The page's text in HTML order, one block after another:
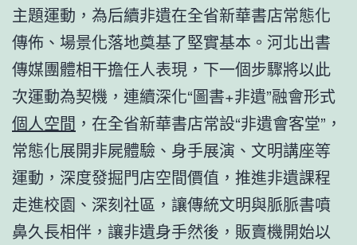
主題運動，為后續非遺在全省新華書店常態化
傳佈、場景化落地奠基了堅實基本。河北出書
傳媒團體相干擔任人表現，下一個步驟將以此
次運動為契機，連續深化“圖書+非遺”融會形式
個人空間 ，在全省新華書店常設“非遺會客堂”，
常態化展開非屍體驗、身手展演、文明講座等
運動，深度發掘門店空間價值，推進非遺課程
走進校園、深刻社區，讓傳統文明與脈脈書噴
鼻久長相伴，讓非遺身手然後，販賣機開始以